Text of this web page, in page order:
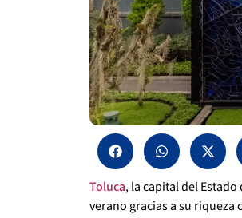
Toluca, la capital del
verano gracias a su